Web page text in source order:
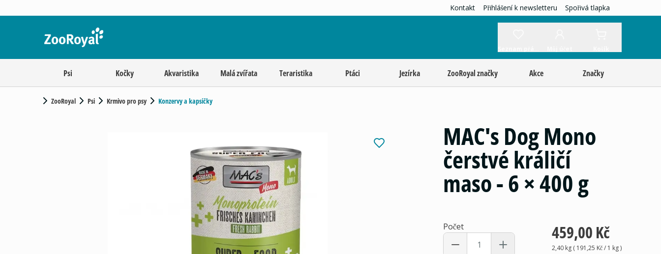
Kontakt Přihlášení k newsletteru Spořivá tlapka
Psi Kočky Akvaristika Malá zvířata Teraristika Ptáci Jezírka ZooRoyal značky Akce Značky
ZooRoyal Psi Krmivo pro psy Konzervy a kapsičky
MAC's Dog Mono
čerstvé králičí
maso - 6 × 400 g
Počet 459,00 Kč
2,40 kg( 191,25 Kč/ 1 kg)